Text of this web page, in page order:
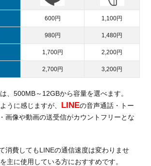
600円 1,100円
980円 1,480円
1,700円 2,200円
2,700円 3,200円
、500MB～12GBから容量を選べます。
うに感じますが、 LINEの音声通話・トー
画像や動画の送受信がカウントフリーとな
消費してもLINEの通信速度は変わりませ
主に使用している方におすすめです。